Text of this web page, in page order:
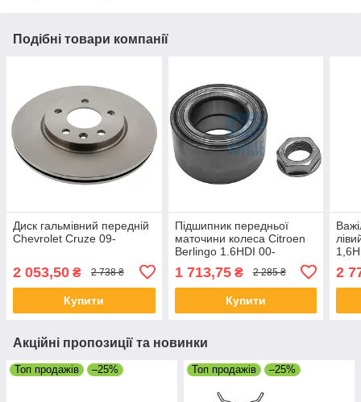
Подібні товари компанії
Диск гальмівний передній
Chevrolet Cruze 09-
2 053,50 ₴ 2 738 ₴
Купити
Підшипник передньої
маточини колеса Citroen
Berlingo 1.6HDI 00-
1 713,75₴ 2 285 ₴
Купити
2
Акційні пропозиції та новинки
Топ продажів –25% Топ продажів –25%